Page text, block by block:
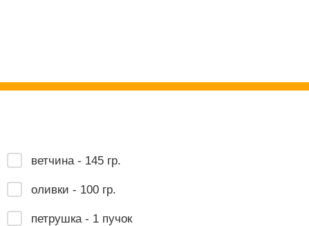
ветчина - 145 гр.
оливки - 100 гр.
петрушка - 1 пучок